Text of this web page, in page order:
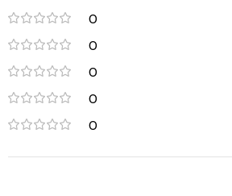
0
0
0
0
0